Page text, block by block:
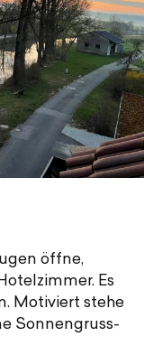
öffne,
Es
Motiviert stehe
Sonnengruss-